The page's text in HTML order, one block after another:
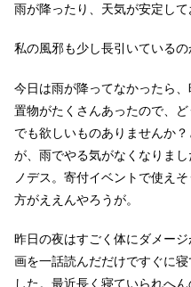
雨が降ったり、天気が安定して
私の風邪も少し長引いているの
今日は雨が降ってなかったら
置物がたくさんあったので、
でも欲しいものありませんか
が、雨でやる気がなくなりま
ノデス。寄付イベントで使え
方がええんやろうが。
昨日の夜はすごく体にダメー
画を一話読んだだけですぐに
した。最近長く寝ていられへ